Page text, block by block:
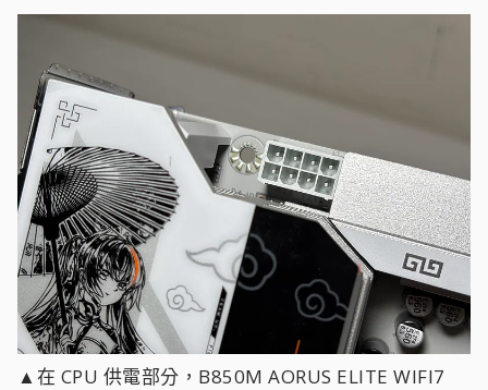
▲在 CPU 供電部分，B850M AORUS ELITE WIFI7